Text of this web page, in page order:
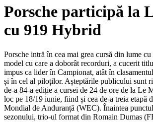
Porsche participă la
cu 919 Hybrid
Porsche intră în cea mai grea cursă din lume
model cu care a doborât recorduri, a cucerit
impus ca lider în Campionat, atât în
și în cel al piloților. Așteptările publicului sunt
de-a 84-a ediție a cursei de 24 de ore de la Le
loc pe 18/19 iunie, fiind și cea de-a treia etapă
Mondial de Anduranță (WEC). Înaintea
sezonului, trio-ul format din Romain Dumas